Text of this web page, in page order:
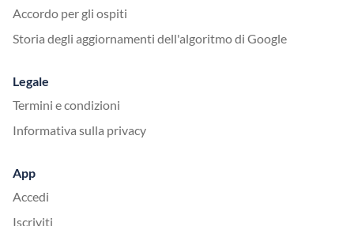
Accordo per gli ospiti
Storia degli aggiornamenti dell'algoritmo di Google
Legale
Termini e condizioni
Informativa sulla privacy
App
Accedi
Iscriviti